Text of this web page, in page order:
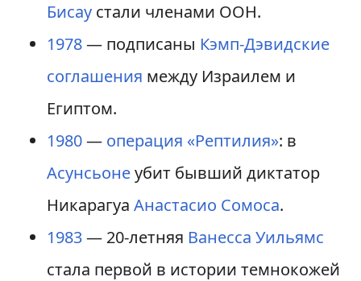
Бисаустали членами ООН.
1978— подписаны Кэмп-Дэвидские
соглашения между Израилем и
Египтом.
1980— операция «Рептилия»: в
Асунсьонеубит бывший диктатор
Никарагуа Анастасио Сомоса.
1983— 20-летняя Ванесса Уильямс
стала первой в истории темнокожей